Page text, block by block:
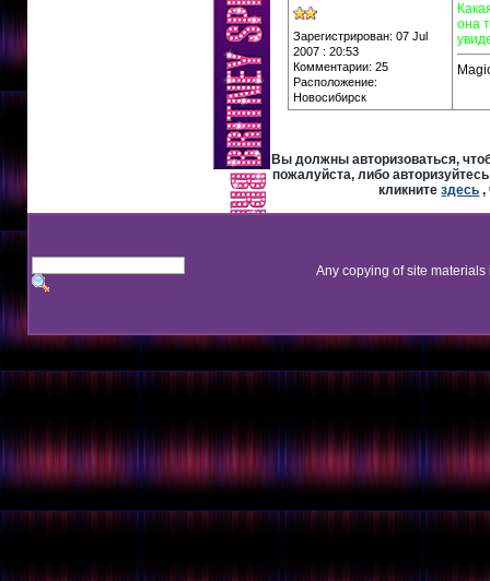
Зарегистрирован: 07 Jul
2007 : 20:53
Комментарии: 25
Расположение:
Новосибирск
она
Вы должны авторизоваться,
пожалуйста, либо
кликнитездесь ,
Any copying of site